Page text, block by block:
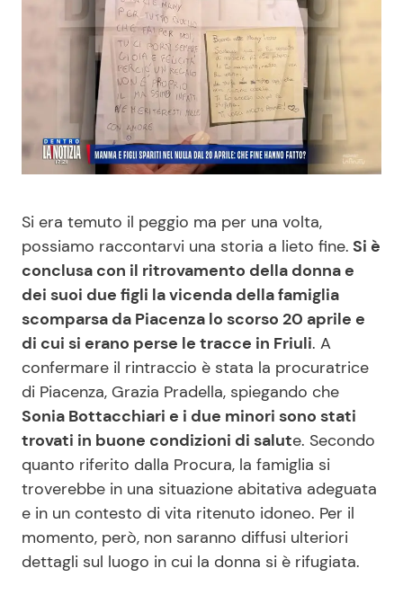
News Spettacolo
Benessere
Casa
Mondo Mamma
News benessere
Salute
Viaggi e Turismo
Festività
Cucina e Ricette
Consigli di Cucina
Le Ricette in TV
Primi Piatti
Ricette Facili e Veloci
Ricette Feste
Ricette per Bambini
Seguici
Si era temuto il peggio ma per una volta,
possiamo raccontarvi una storia a lieto fine. Si è
conclusa con il ritrovamento della donna e
dei suoi due figli la vicenda della famiglia
scomparsa da Piacenza lo scorso 20 aprile e
di cui si erano perse le tracce in Friuli. A
confermare il rintraccio è stata la procuratrice
di Piacenza, Grazia Pradella, spiegando che
Sonia Bottacchiari e i due minori sono stati
trovati in buone condizioni di salute. Secondo
quanto riferito dalla Procura, la famiglia si
troverebbe in una situazione abitativa adeguata
e in un contesto di vita ritenuto idoneo. Per il
momento, però, non saranno diffusi ulteriori
dettagli sul luogo in cui la donna si è rifugiata.